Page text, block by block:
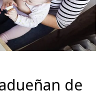
de